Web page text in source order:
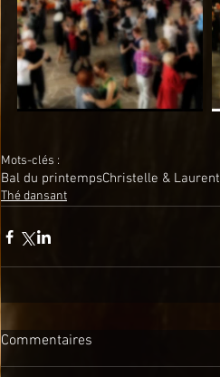
Mots-clés :
Bal du printempsChristelle & Laurent
Thé dansant
Commentaires